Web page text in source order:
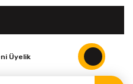
Üyelik